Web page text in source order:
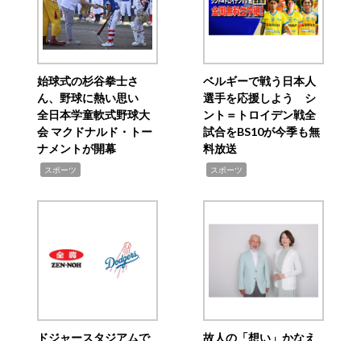
始球式の杉谷拳士さ
ん、野球に熱い思い
全日本学童軟式野球大
会 マクドナルド・トー
ナメントが開幕
スポーツ
ベルギーで戦う日本人
選手を応援しよう シ
ント＝トロイデン戦全
試合をBS10が今季も無
料放送
スポーツ
ドジャースタジアムで
故人の「想い」かなえ